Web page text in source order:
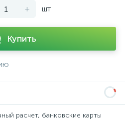
+ шт
Купить
расчет, банковские карты